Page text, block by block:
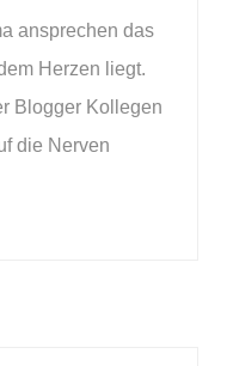
ansprechen das
Herzen liegt.
Blogger Kollegen
die Nerven